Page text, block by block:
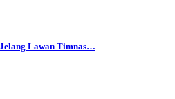
Lawan Timnas…